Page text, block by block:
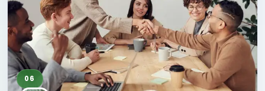
06